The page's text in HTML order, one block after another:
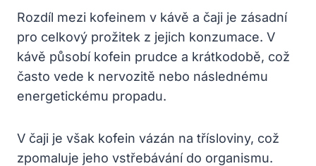
Rozdíl mezi kofeinem v kávě a čaji je zásadní
pro celkový prožitek z jejich konzumace. V
kávě působí kofein prudce a krátkodobě, což
často vede k nervozitě nebo následnému
energetickému propadu.
V čaji je však kofein vázán na třísloviny, což
zpomaluje jeho vstřebávání do organismu.